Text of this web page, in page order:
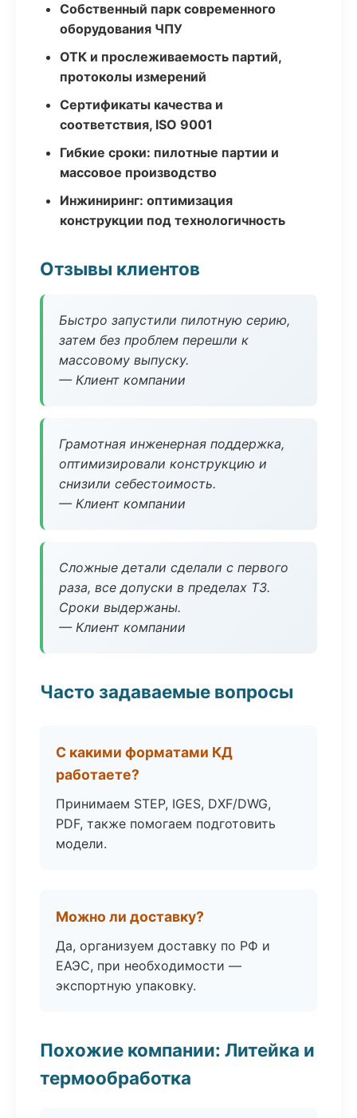
Собственный парк современного
оборудования ЧПУ
ОТК и прослеживаемость партий,
протоколы измерений
Сертификаты качества и
соответствия, ISO 9001
Гибкие сроки: пилотные партии и
массовое производство
Инжиниринг: оптимизация
конструкции под технологичность
Отзывы клиентов
Быстро запустили пилотную серию,
затем без проблем перешли к
массовому выпуску.
— Клиент компании
Грамотная инженерная поддержка,
оптимизировали конструкцию и
снизили себестоимость.
— Клиент компании
Сложные детали сделали с первого
раза, все допуски в пределах ТЗ.
Сроки выдержаны.
— Клиент компании
Часто задаваемые вопросы
С какими форматами КД
работаете?
Принимаем STEP, IGES, DXF/DWG,
PDF, также помогаем подготовить
модели.
Можно ли доставку?
Да, организуем доставку по РФ и
ЕАЭС, при необходимости —
экспортную упаковку.
Похожие компании: Литейка и
термообработка